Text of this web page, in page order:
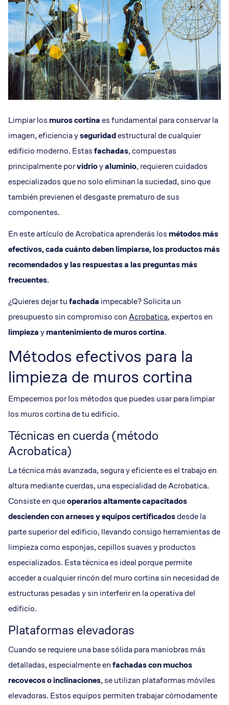
Limpiar los muros cortinaes fundamental para conservar la
imagen, eficiencia yseguridadestructural de cualquier
edificio moderno. Estasfachadas, compuestas
principalmente porvidrioyaluminio, requieren cuidados
especializados que no solo eliminan la suciedad, sino que
también previenen el desgaste prematuro de sus
componentes.
En este artículo de Acrobatica aprenderás los métodos más
efectivos, cada cuánto deben limpiarse, los productos más
recomendados y las respuestas a las preguntas más
frecuentes.
¿Quieres dejar tufachada impecable? Solicita un
presupuesto sin compromiso conAcrobatica, expertos en
limpiezaymantenimientode muros cortina.
Métodos efectivos para la
limpieza de muros cortina
Empecemos por los métodos que puedes usar para limpiar
los muros cortina de tu edificio.
Técnicas en cuerda (método
Acrobatica)
La técnica más avanzada, segura y eficiente es el trabajo en
altura mediante cuerdas, una especialidad de Acrobatica.
Consiste en queoperarios altamente capacitados
descienden con arneses y equipos certificadosdesde la
parte superior del edificio, llevando consigo herramientas de
limpieza como esponjas, cepillos suaves y productos
especializados. Esta técnica es ideal porque permite
acceder a cualquier rincón del muro cortina sin necesidad de
estructuras pesadas y sin interferir en la operativa del
edificio.
Plataformas elevadoras
Cuando se requiere una base sólida para maniobras más
detalladas, especialmente enfachadas con muchos
recovecos o inclinaciones, se utilizan plataformas móviles
elevadoras. Estos equipos permiten trabajar cómodamente